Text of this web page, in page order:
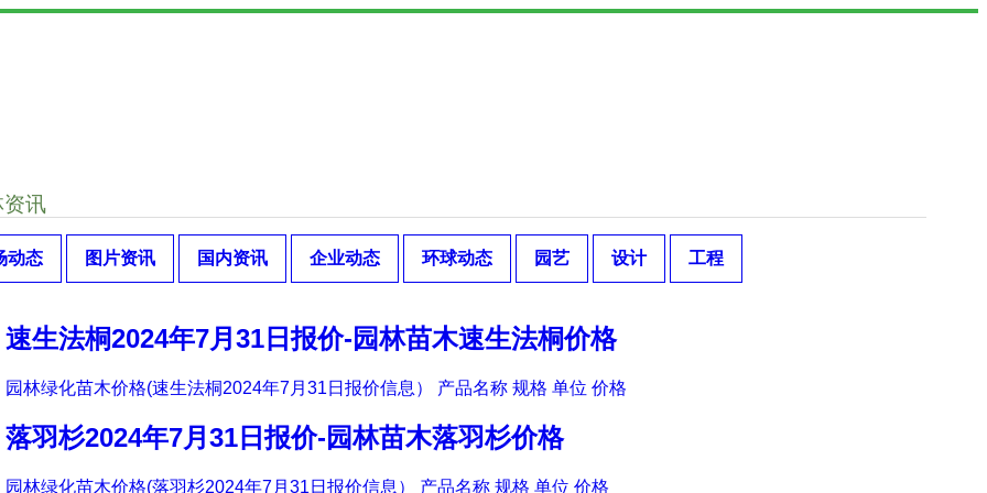
讯
动态 图片资讯 国内资讯 企业动态 环球动态 园艺 设计 工程
速生法桐2024年7月31日报价-园林苗木速生法桐价格
园林绿化苗木价格(速生法桐2024年7月31日报价信息） 产品名称 规格 单位 价格
落羽杉2024年7月31日报价-园林苗木落羽杉价格
园林绿化苗木价格(落羽杉2024年7月31日报价信息） 产品名称 规格 单位 价格